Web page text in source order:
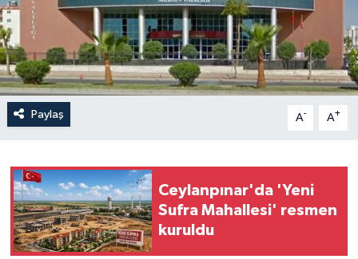
Paylaş A- A+
Ceylanpınar'da 'Yeni
Sufra Mahallesi' resmen
kuruldu
Dünya
Eği̇ti̇m